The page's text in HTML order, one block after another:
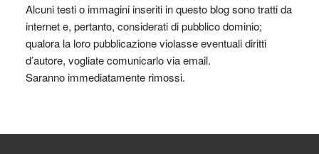
Alcuni testi o immagini inseriti in questo blog sono tratti da
internet e, pertanto, considerati di pubblico dominio;
qualora la loro pubblicazione violasse eventuali diritti
d’autore, vogliate comunicarlo via email.
Saranno immediatamente rimossi.